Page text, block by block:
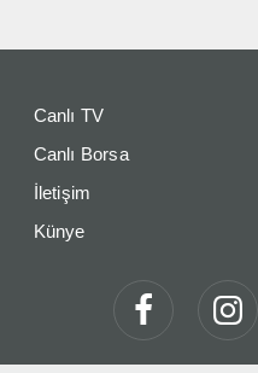
Canlı TV
Canlı Borsa
İletişim
Künye